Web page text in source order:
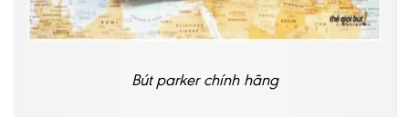
Bút parker chính hãng